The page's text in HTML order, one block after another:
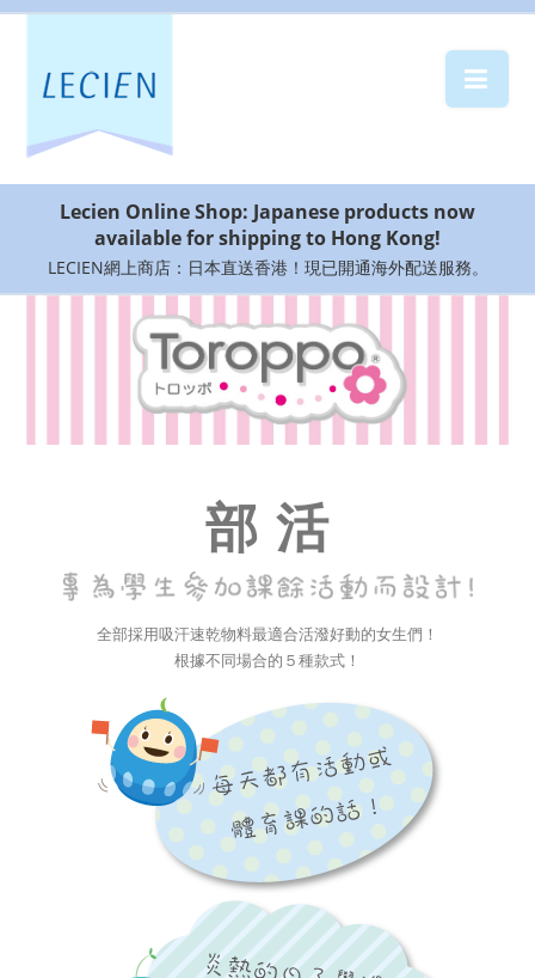
部 活 ブ ラ
TOROPPO
SHOP LOCATION
Lecien Online Shop: Japanese products now
available for shipping to Hong Kong!
LECIEN網上商店：日本直送香港！現已開通海外配送服務。
部 活
全部採用吸汗速乾物料最適合活潑好動的女生們！
根據不同場合的５種款式！